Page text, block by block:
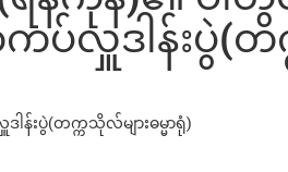
ပ်လှူဒါန်းပွဲ(
းပွဲ(တက္ကသိုလ်များဓမ္မာရုံ)